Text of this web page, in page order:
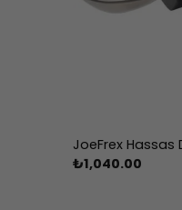
JoeFrex Hassas
₺1,040.00